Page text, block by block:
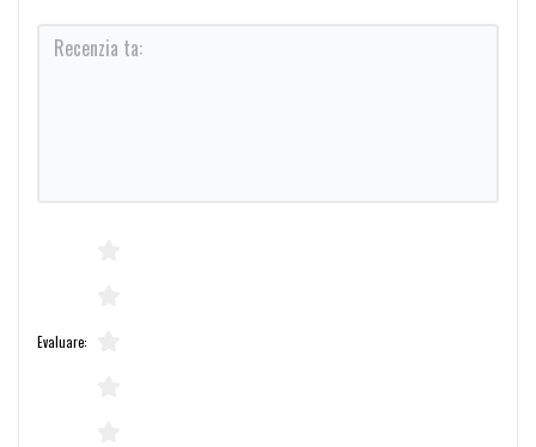
Evaluare: